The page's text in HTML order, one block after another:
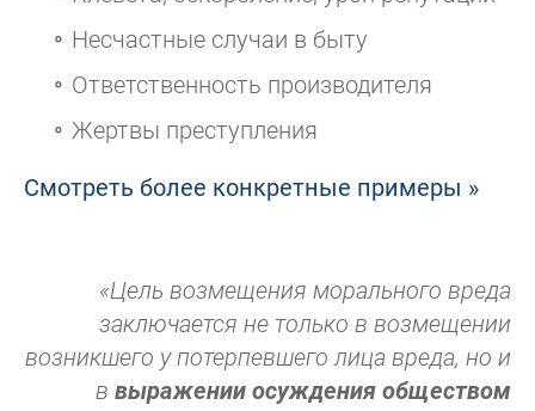
Несчастные случаи в быту
Ответственность производителя
Жертвы преступления
Смотреть более конкретные примеры »
«Цель возмещения морального вреда
заключается не только в возмещении
возникшего у потерпевшего лица вреда, но и
в выражении осуждения обществом